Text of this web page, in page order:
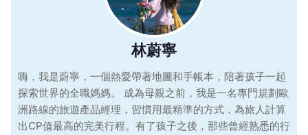
林蔚寧
嗨，我是蔚寧，一個熱愛帶著地圖和手帳本，陪著孩子一起
探索世界的全職媽媽。 成為母親之前，我是一名專門規劃歐
洲路線的旅遊產品經理，習慣用最精準的方式，為旅人計算
出CP值最高的完美行程。有了孩子之後，那些曾經熟悉的行